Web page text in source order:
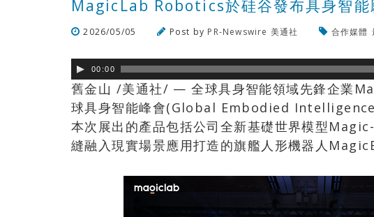
MagicLab Robotics於硅谷發布具身智能
2026/05/05 Post by PR-Newswire 美通社 合作媒體
00:00
舊金山 /美通社/ — 全球具身智能領域先鋒企業
球具身智能峰會(Global Embodied Intelligence
本次展出的產品包括公司全新基礎世界模型
縫融入現實場景應用打造的旗艦人形機器人